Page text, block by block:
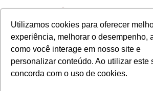
Utilizamos cookies para oferecer
experiência, melhorar o desempenho,
como você interage em nosso site e
personalizar conteúdo. Ao utilizar este
concorda com o uso de cookies.
Bloco de Anotações com